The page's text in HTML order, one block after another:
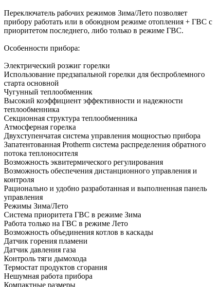
Переключатель рабочих режимов Зима/Лето позволяет
прибору работать или в обоюдном режиме отопления + ГВС с
приоритетом последнего, либо только в режиме ГВС.
Особенности прибора:
Электрический розжиг горелки
Использование предзапальной горелки для беспроблемного
старта основной
Чугунный теплообменник
Высокий коэффициент эффективности и надежности
теплообменника
Секционная структура теплообменника
Атмосферная горелка
Двухступенчатая система управления мощностью прибора
Запатентованная Protherm система распределения обратного
потока теплоносителя
Возможность эквитермического регулирования
Возможность обеспечения дистанционного управления и
контроля
Рационально и удобно разработанная и выполненная панель
управления
Режимы Зима/Лето
Система приоритета ГВС в режиме Зима
Работа только на ГВС в режиме Лето
Возможность объединения котлов в каскады
Датчик горения пламени
Датчик давления газа
Контроль тяги дымохода
Термостат продуктов сгорания
Нешумная работа прибора
Компактные размеры